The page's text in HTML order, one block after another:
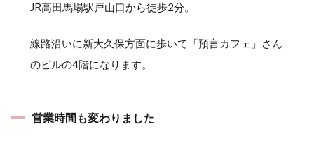
JR高田馬場駅戸山口から徒歩2分。
線路沿いに新大久保方面に歩いて「預言カフェ」さん
のビルの4階になります。
営業時間も変わりました